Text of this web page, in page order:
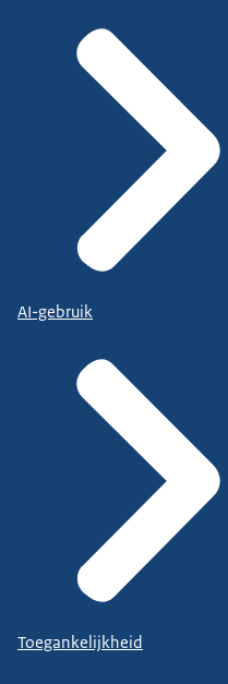
AI-gebruik
Toegankelijkheid